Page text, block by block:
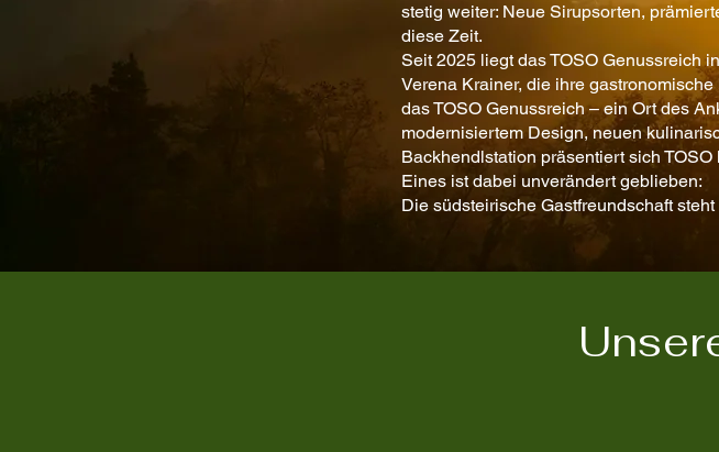
stetig weiter: Neue Sirupsorten,
diese Zeit.
Seit 2025 liegt das TOSO Genussreich
Verena Krainer, die ihre
das TOSO Genussreich – ein Ort des
modernisiertem Design, neuen
Backhendlstation präsentiert sich
Eines ist dabei unverändert geblieben:
Die südsteirische Gastfreundschaft